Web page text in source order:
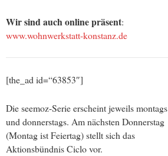
Wir sind auch online präsent:
www.wohnwerkstatt-konstanz.de
[the_ad id=“63853″]
Die seemoz-Serie erscheint jeweils montags
und donnerstags. Am nächsten Donnerstag
(Montag ist Feiertag) stellt sich das
Aktionsbündnis Ciclo vor.